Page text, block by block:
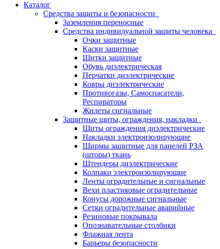
Каталог
Средства защиты и безопасности
Заземления переносные
Средства индивидуальной защиты человека
Очки защитные
Каски защитные
Щитки защитные
Обувь диэлектрическая
Перчатки диэлектрические
Ковры диэлектрические
Противогазы, Самоспасатели,
Респираторы
Жилеты сигнальные
Защитные щиты, ограждения, накладки
Щиты ограждения диэлектрические
Накладки электроизолирующие
Ширмы защитные для панелей РЗА
(шторы) ткань
Штендеры диэлектрические
Колпаки электроизолирующие
Ленты оградительные и сигнальные
Вехи пластиковые оградительные
Конусы дорожные сигнальные
Сетки оградительные аварийные
Резиновые покрывала
Опознавательные столбики
Флажная лента
Барьеры безопасности